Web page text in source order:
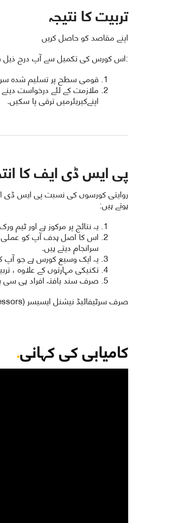
تربیت کا نتیجہ
اپنے مقاصد کو حاصل کریں
:اس کورس کی تکمیل سے آپ درج ذیل
قومی سطح پر تسلیم شدہ
ملازمت کے لئے درخواست
اپنےکیریئرمیں ترقی پا سکیں۔
پی ایس ڈی ایف کا
روایتی کورسوں کی نسبت پی ایس ڈی
ہوتے ہیں:
یہ نتائج پر مرکوز ہے اور ٹیم
اس کا اصل ہدف آپ کو عملی
سرانجام دیتے ہیں۔
یہ ایک وسیع کورس ہے جو آپ
تکنیکی مہارتوں کے علاوہ ،
صرف سند یافتہ افراد ہی سی
صرف سرٹیفائیڈ نیشنل ایسیسر (National Assessors) ہی سی بی ٹ ایسیسمنٹ منعقد کرسکتے ہیں
کامیابی کی کہانی.